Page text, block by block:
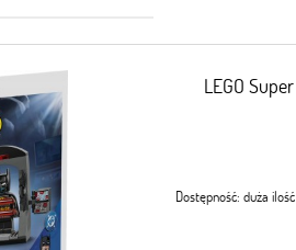
LEGO
Dostępność: duża ilość